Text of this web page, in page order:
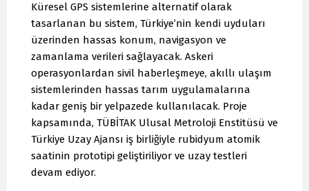
Küresel GPS sistemlerine alternatif olarak
tasarlanan bu sistem, Türkiye’nin kendi uyduları
üzerinden hassas konum, navigasyon ve
zamanlama verileri sağlayacak. Askeri
operasyonlardan sivil haberleşmeye, akıllı ulaşım
sistemlerinden hassas tarım uygulamalarına
kadar geniş bir yelpazede kullanılacak. Proje
kapsamında, TÜBİTAK Ulusal Metroloji Enstitüsü ve
Türkiye Uzay Ajansı iş birliğiyle rubidyum atomik
saatinin prototipi geliştiriliyor ve uzay testleri
devam ediyor.